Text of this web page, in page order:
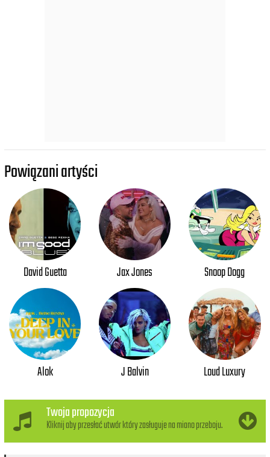
Powiązani artyści
David Guetta Jax Jones Snoop Dogg
Alok J Balvin Loud Luxury
Twoja propozycja
Kliknij aby przesłać utwór który zasługuje na miano przeboju.